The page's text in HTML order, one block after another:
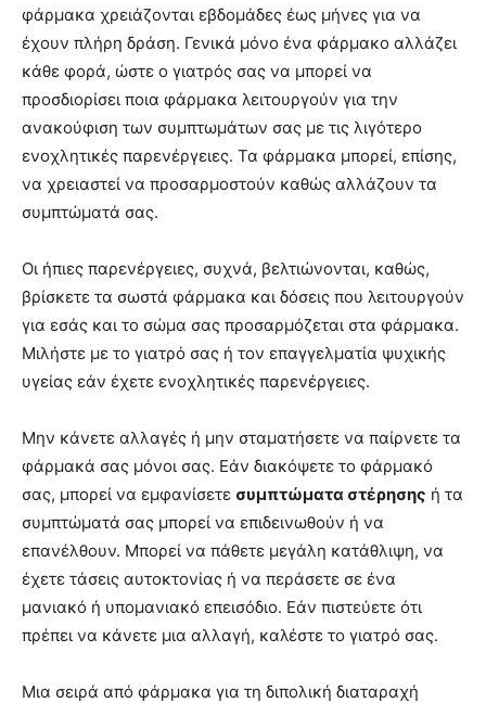
φάρμακα χρειάζονται εβδομάδες έως μήνες για να
έχουν πλήρη δράση. Γενικά μόνο ένα φάρμακο αλλάζει
κάθε φορά, ώστε ο γιατρός σας να μπορεί να
προσδιορίσει ποια φάρμακα λειτουργούν για την
ανακούφιση των συμπτωμάτων σας με τις λιγότερο
ενοχλητικές παρενέργειες. Τα φάρμακα μπορεί, επίσης,
να χρειαστεί να προσαρμοστούν καθώς αλλάζουν τα
συμπτώματά σας.
Οι ήπιες παρενέργειες, συχνά, βελτιώνονται, καθώς,
βρίσκετε τα σωστά φάρμακα και δόσεις που λειτουργούν
για εσάς και το σώμα σας προσαρμόζεται στα φάρμακα.
Μιλήστε με το γιατρό σας ή τον επαγγελματία ψυχικής
υγείας εάν έχετε ενοχλητικές παρενέργειες.
Μην κάνετε αλλαγές ή μην σταματήσετε να παίρνετε τα
φάρμακά σας μόνοι σας. Εάν διακόψετε το φάρμακό
σας, μπορεί να εμφανίσετε συμπτώματα στέρησης ή τα
συμπτώματά σας μπορεί να επιδεινωθούν ή να
επανέλθουν. Μπορεί να πάθετε μεγάλη κατάθλιψη, να
έχετε τάσεις αυτοκτονίας ή να περάσετε σε ένα
μανιακό ή υπομανιακό επεισόδιο. Εάν πιστεύετε ότι
πρέπει να κάνετε μια αλλαγή, καλέστε το γιατρό σας.
Μια σειρά από φάρμακα για τη διπολική διαταραχή